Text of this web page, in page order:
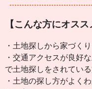
【こんな方にオスス
・土地探しから家づく
・交通アクセスが良好
で土地探しをされてい
・土地の探し方がよく